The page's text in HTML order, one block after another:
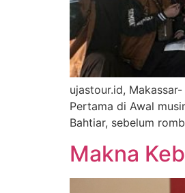
ujastour.id,
Pertama di Awal
Bahtiar, sebelum
Makna